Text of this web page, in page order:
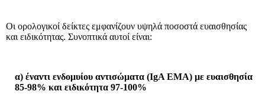
Οι ορολογικοί δείκτες εμφανίζουν υψηλά ποσοστά ευαισθησίας
και ειδι­κότητας. Συνοπτικά αυτοί είναι:
α) έναντι ενδομυίου αντισώματα (ΙgΑ ΕΜΑ) με ευαισθησία
85-98% και ειδικότητα 97-100%